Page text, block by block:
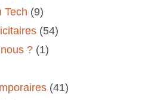
Tech (9)
(54)
? (1)
(41)